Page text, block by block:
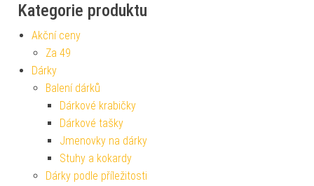
Kategorie produktu
Akční ceny
Za 49
Dárky
Balení dárků
Dárkové krabičky
Dárkové tašky
Jmenovky na dárky
Stuhy a kokardy
Dárky podle příležitosti